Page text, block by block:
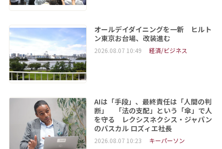
オールデイダイニングを一新 ヒルト
ン東京お台場、改装進む
2026.08.07 10:49 経済/ビジネス
AIは「手段」、最終責任は「人間の判
断」 「法の支配」という「傘」で人
を守る レクシスネクシス・ジャパン
のパスカル ロズィエ社長
2026.08.07 10:23 キーパーソン